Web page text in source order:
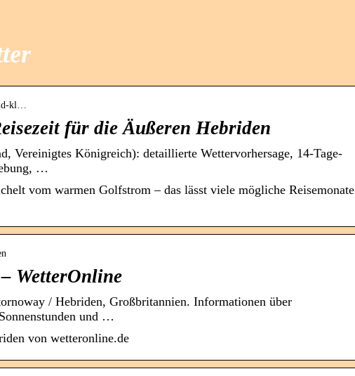
kl…
für die Äußeren Hebriden
Vereinigtes Königreich): detaillierte Wettervorhersage, 14-Tage-
…
vom warmen Golfstrom – das lässt viele mögliche Reisemonate
WetterOnline
/ Hebriden, Großbritannien. Informationen über
und …
von wetteronline.de